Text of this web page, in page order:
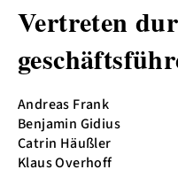
Vertreten
Andreas Frank
Benjamin Gidius
Catrin Häußler
Klaus Overhoff